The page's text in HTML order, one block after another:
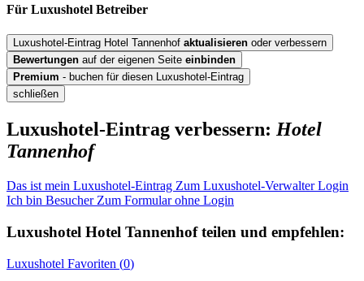
Für Luxushotel Betreiber
Luxushotel-Eintrag Hotel Tannenhof aktualisieren oder verbessern
Bewertungen auf der eigenen Seite einbinden
Premium - buchen für diesen Luxushotel-Eintrag
schließen
Luxushotel-Eintrag verbessern: Hotel
Tannenhof
Das ist mein Luxushotel-Eintrag Zum Luxushotel-Verwalter Login
Ich bin Besucher Zum Formular ohne Login
Luxushotel Hotel Tannenhofteilen und empfehlen:
Luxushotel Favoriten (0)